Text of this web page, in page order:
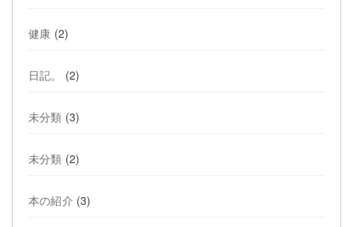
健康 (2)
日記。 (2)
未分類 (3)
未分類 (2)
本の紹介 (3)